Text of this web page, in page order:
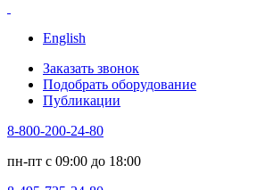
English
Заказать звонок
Подобрать оборудование
Публикации
8-800-200-24-80
пн-пт c 09:00 до 18:00